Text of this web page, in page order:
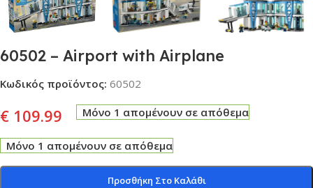
60502 – Airport with Airplane
Κωδικός προϊόντος: 60502
€ 109.99 Μόνο 1 απομένουν σε απόθεμα
Μόνο 1 απομένουν σε απόθεμα
Προσθήκη Στο Καλάθι